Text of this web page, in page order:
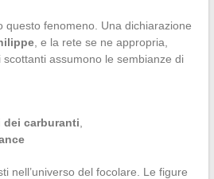
questo fenomeno. Una dichiarazione
, e la rete se ne appropria,
assumono le sembianze di
dei carburanti
nell’universo del focolare. Le figure